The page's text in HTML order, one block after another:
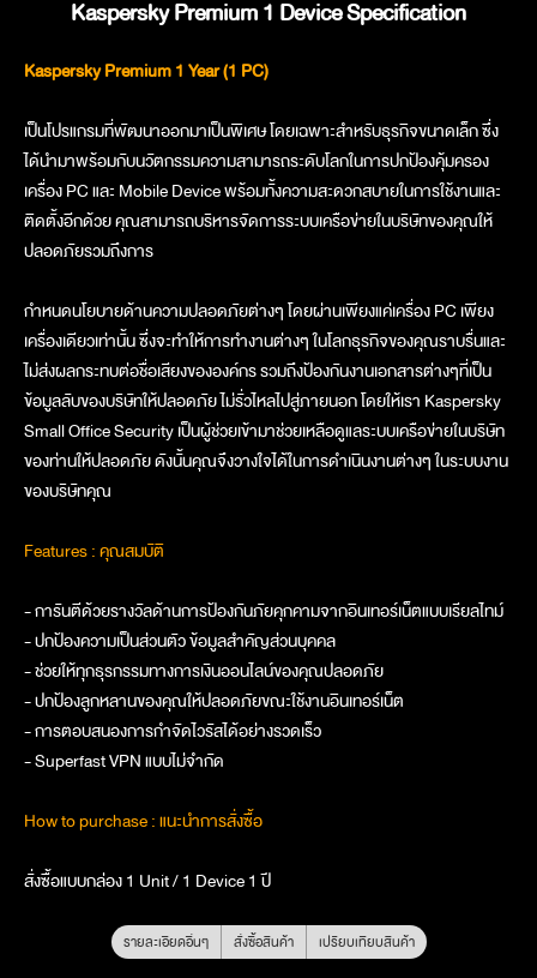
Kaspersky Premium 1 Device Specification
Kaspersky Premium 1 Year (1 PC)
เป็นโปรแกรมที่พัฒนาออกมาเป็นพิเศษ โดยเฉพาะสำหรับธุรกิจขนาดเล็ก ซึ่ง
ได้นำมาพร้อมกับนวัตกรรมความสามารถระดับโลกในการปกป้องคุ้มครอง
เครื่อง PC และ Mobile Device พร้อมทั้งความสะดวกสบายในการใช้งานและ
ติดตั้งอีกด้วย คุณสามารถบริหารจัดการระบบเครือข่ายในบริษัทของคุณให้
ปลอดภัยรวมถึงการ
กำหนดนโยบายด้านความปลอดภัยต่างๆ โดยผ่านเพียงแค่เครื่อง PC เพียง
เครื่องเดียวเท่านั้น ซึ่งจะทำให้การทำงานต่างๆ ในโลกธุรกิจของคุณราบรื่นและ
ไม่ส่งผลกระทบต่อชื่อเสียงขององค์กร รวมถึงป้องกันงานเอกสารต่างๆที่เป็น
ข้อมูลลับของบริษัทให้ปลอดภัย ไม่รั่วไหลไปสู่ภายนอก โดยให้เรา Kaspersky
Small Office Security เป็นผู้ช่วยเข้ามาช่วยเหลือดูแลระบบเครือข่ายในบริษัท
ของท่านให้ปลอดภัย ดังนั้นคุณจึงวางใจได้ในการดำเนินงานต่างๆ ในระบบงาน
ของบริษัทคุณ
Features : คุณสมบัติ
- การันตีด้วยรางวัลด้านการป้องกันภัยคุกคามจากอินเทอร์เน็ตแบบเรียลไทม์
- ปกป้องความเป็นส่วนตัว ข้อมูลสำคัญส่วนบุคคล
- ช่วยให้ทุกธุรกรรมทางการเงินออนไลน์ของคุณปลอดภัย
- ปกป้องลูกหลานของคุณให้ปลอดภัยขณะใช้งานอินเทอร์เน็ต
- การตอบสนองการกำจัดไวรัสได้อย่างรวดเร็ว
- Superfast VPN แบบไม่จำกัด
How to purchase : แนะนำการสั่งซื้อ
สั่งซื้อแบบกล่อง 1 Unit / 1 Device 1 ปี
รายละเอียดอื่นๆ สั่งซื้อสินค้า เปรียบเทียบสินค้า